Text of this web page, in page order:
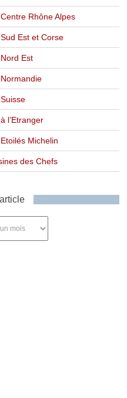
Rhône Alpes
Est et Corse
Est
l’Etranger
Michelin
des Chefs